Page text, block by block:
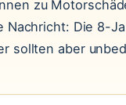
zu
Nachricht: Die 8-
sollten aber